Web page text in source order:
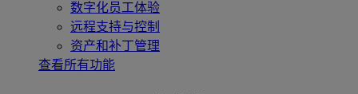
数字化员工体验
远程支持与控制
资产和补丁管理
查看所有功能